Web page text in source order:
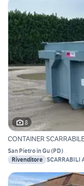
8
CONTAINER
San Pietro in Gu(PD)
Rivenditore SCARRABILI